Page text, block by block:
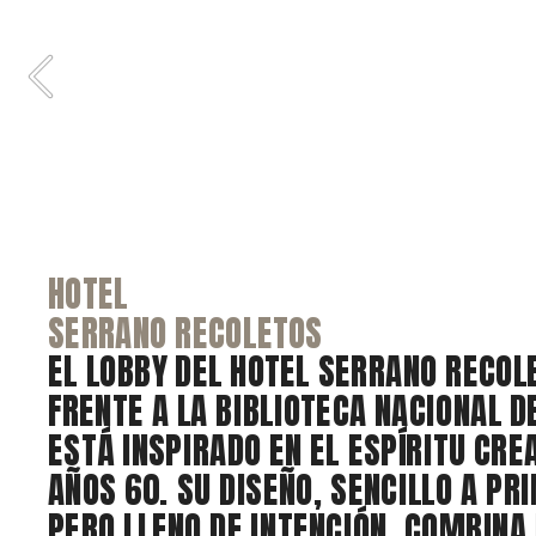
DE BARCELONA
REFORMA INTEGRAL DE UNA VIVIENDA
UNA FINCA REGIA, EN EL CORAZÓN
DE BARCELONA. UN PROYECTO QUE
ELEGANCIA DE LA ARQUITECTURA
SOLUCIONES CONTEMPORÁNEAS,
HOTEL
SERRANO RECOLETOS
EL LOBBY DEL HOTEL SERRANO
FRENTE A LA BIBLIOTECA NACIONAL
ESTÁ INSPIRADO EN EL ESPÍRITU
AÑOS 60. SU DISEÑO, SENCILLO A